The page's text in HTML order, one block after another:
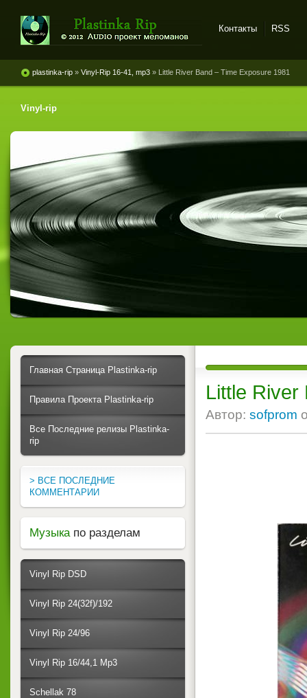
винила и магнитоальбомов
Контакты RSS
plastinka-rip » Vinyl-Rip 16-41, mp3 » Little River Band ‎– Time Exposure 1981
Vinyl-rip
Little River
Автор: sofprom
Главная Страница Plastinka-rip
Правила Проекта Plastinka-rip
Все Последние релизы Plastinka-
rip
> ВСЕ ПОСЛЕДНИЕ
КОММЕНТАРИИ
Музыка по разделам
Vinyl Rip DSD
Vinyl Rip 24(32f)/192
Vinyl Rip 24/96
Vinyl Rip 16/44,1 Mp3
Schellak 78